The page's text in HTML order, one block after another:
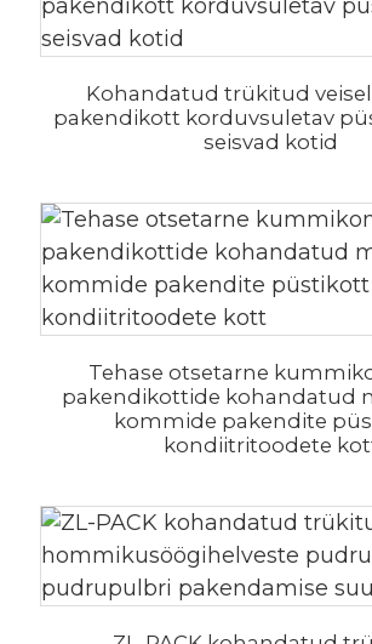
Kohandatud trükitud
pakendikott korduvsuletav
seisvad kotid
Tehase otsetarne
pakendikottide kohandatud
kommide pakendite
kondiitritoodete